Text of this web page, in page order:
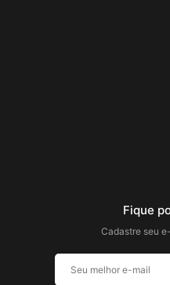
Fique
Cadastre seu